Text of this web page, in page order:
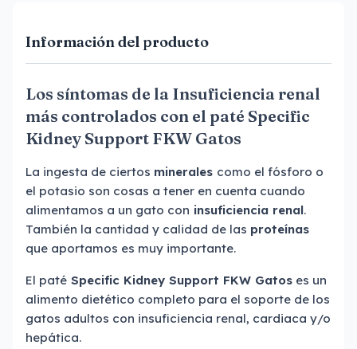
Información del producto
Los síntomas de la Insuficiencia renal
más controlados con el paté Specific
Kidney Support FKW Gatos
La ingesta de ciertos minerales como el fósforo o
el potasio son cosas a tener en cuenta cuando
alimentamos a un gato con insuficiencia renal.
También la cantidad y calidad de las proteínas
que aportamos es muy importante.
El paté Specific Kidney Support FKW Gatos es un
alimento dietético completo para el soporte de los
gatos adultos con insuficiencia renal, cardiaca y/o
hepática.